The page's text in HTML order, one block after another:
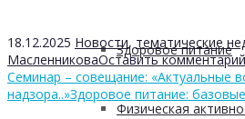
Здоровое питание
Физическая
18.12.2025 Новости, тематические
МасленниковаОставить комментарий
Семинар – совещание: «Актуальные
надзора..»Здоровое питание: